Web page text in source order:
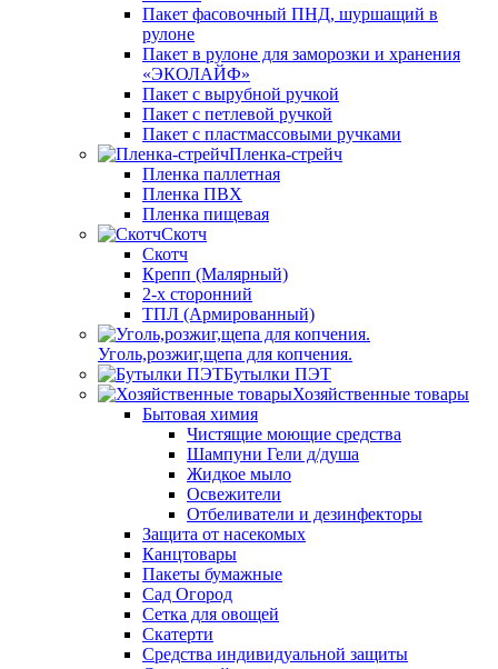
Пакет фасовочный ПНД, шуршащий в
рулоне
Пакет в рулоне для заморозки и хранения
«ЭКОЛАЙФ»
Пакет с вырубной ручкой
Пакет с петлевой ручкой
Пакет с пластмассовыми ручками
Пленка-стрейч
Пленка паллетная
Пленка ПВХ
Пленка пищевая
Скотч
Скотч
Крепп (Малярный)
2-х сторонний
ТПЛ (Армированный)
Уголь,розжиг,щепа для копчения.
Бутылки ПЭТ
Хозяйственные товары
Бытовая химия
Чистящие моющие средства
Шампуни Гели д/душа
Жидкое мыло
Освежители
Отбеливатели и дезинфекторы
Защита от насекомых
Канцтовары
Пакеты бумажные
Сад Огород
Сетка для овощей
Скатерти
Средства индивидуальной защиты